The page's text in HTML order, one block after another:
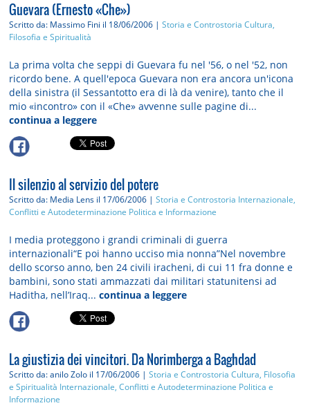
Guevara (Ernesto «Che»)
Scritto da: Massimo Fini il 18/06/2006 |Storia e Controstoria Cultura,
Filosofia e Spiritualità
La prima volta che seppi di Guevara fu nel '56, o nel '52, non
ricordo bene. A quell'epoca Guevara non era ancora un'icona
della sinistra (il Sessantotto era di là da venire), tanto che il
mio «incontro» con il «Che» avvenne sulle pagine di...
continua a leggere
Il silenzio al servizio del potere
Scritto da: Media Lens il 17/06/2006 |Storia e Controstoria Internazionale,
Conflitti e Autodeterminazione Politica e Informazione
I media proteggono i grandi criminali di guerra
internazionali“E poi hanno ucciso mia nonna”Nel novembre
dello scorso anno, ben 24 civili iracheni, di cui 11 fra donne e
bambini, sono stati ammazzati dai militari statunitensi ad
Haditha, nell’Iraq...continua a leggere
La giustizia dei vincitori. Da Norimberga a Baghdad
Scritto da: anilo Zolo il 17/06/2006 |Storia e Controstoria Cultura, Filosofia
e Spiritualità Internazionale, Conflitti e Autodeterminazione Politica e
Informazione